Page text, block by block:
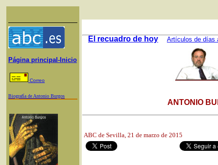
Página principal-Inicio
Correo
Biografía de Antonio Burgos
El recuadro de hoy Artículos de días
ANTONIO
ABC de Sevilla, 21 de marzo de 2015